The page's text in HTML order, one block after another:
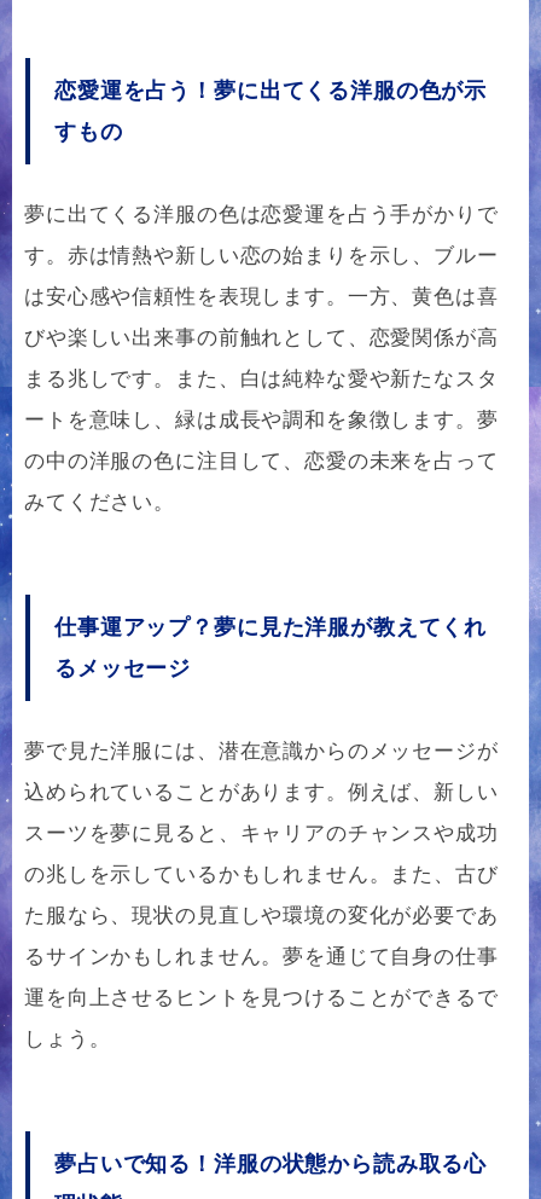
恋愛運を占う！夢に出てくる洋服の色が示
すもの
夢に出てくる洋服の色は恋愛運を占う手がかりで
す。赤は情熱や新しい恋の始まりを示し、ブルー
は安心感や信頼性を表現します。一方、黄色は喜
びや楽しい出来事の前触れとして、恋愛関係が高
まる兆しです。また、白は純粋な愛や新たなスタ
ートを意味し、緑は成長や調和を象徴します。夢
の中の洋服の色に注目して、恋愛の未来を占って
みてください。
仕事運アップ？夢に見た洋服が教えてくれ
るメッセージ
夢で見た洋服には、潜在意識からのメッセージが
込められていることがあります。例えば、新しい
スーツを夢に見ると、キャリアのチャンスや成功
の兆しを示しているかもしれません。また、古び
た服なら、現状の見直しや環境の変化が必要であ
るサインかもしれません。夢を通じて自身の仕事
運を向上させるヒントを見つけることができるで
しょう。
夢占いで知る！洋服の状態から読み取る心